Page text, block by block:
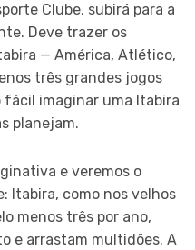
Clube, subirá para a
Deve trazer os
— América, Atlético,
três grandes jogos
fácil imaginar uma Itabira
planejam.
e veremos o
Itabira, como nos velhos
menos três por ano,
e arrastam multidões. A